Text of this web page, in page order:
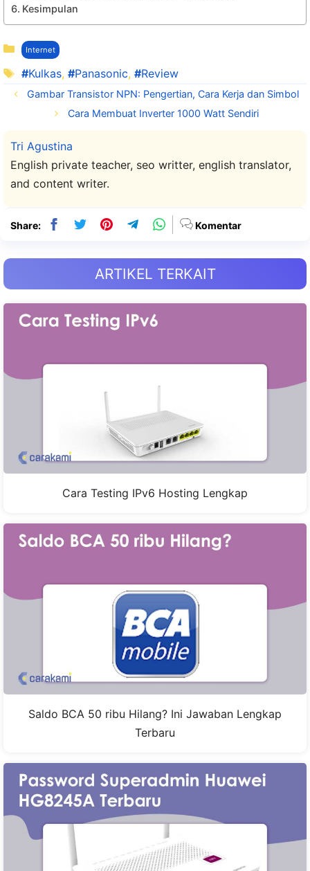
Kesimpulan
Kategori
Internet
Tag
Kulkas, Panasonic, Review
Gambar Transistor NPN: Pengertian, Cara Kerja dan Simbol
Cara Membuat Inverter 1000 Watt Sendiri
Tri Agustina
English private teacher, seo writter, english translator,
and content writer.
Share: Komentar
ARTIKEL TERKAIT
Cara Testing IPv6 Hosting Lengkap
Saldo BCA 50 ribu Hilang? Ini Jawaban Lengkap
Terbaru